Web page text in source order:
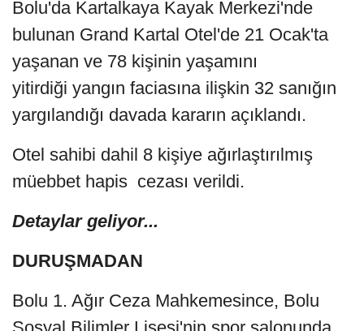
Bolu'da Kartalkaya Kayak Merkezi'nde
bulunan Grand Kartal Otel'de 21 Ocak'ta
yaşanan ve 78 kişinin yaşamını
yitirdiği yangın faciasına ilişkin 32 sanığın
yargılandığı davada kararın açıklandı.
Otel sahibi dahil 8 kişiye ağırlaştırılmış
müebbet hapis cezası verildi.
Detaylar geliyor...
DURUŞMADAN
Bolu 1. Ağır Ceza Mahkemesince, Bolu